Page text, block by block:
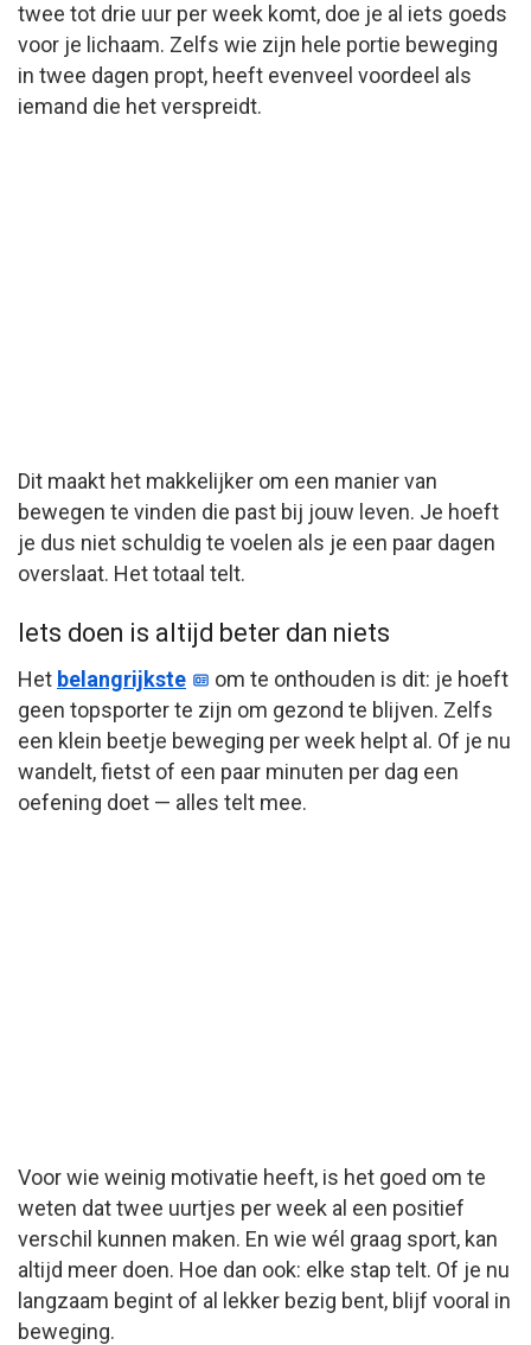
twee tot drie uur per week komt, doe je al iets goeds
voor je lichaam. Zelfs wie zijn hele portie beweging
in twee dagen propt, heeft evenveel voordeel als
iemand die het verspreidt.
Dit maakt het makkelijker om een manier van
bewegen te vinden die past bij jouw leven. Je hoeft
je dus niet schuldig te voelen als je een paar dagen
overslaat. Het totaal telt.
Iets doen is altijd beter dan niets
Het belangrijkste
om te onthouden is dit: je hoeft
geen topsporter te zijn om gezond te blijven. Zelfs
een klein beetje beweging per week helpt al. Of je nu
wandelt, fietst of een paar minuten per dag een
oefening doet — alles telt mee.
Voor wie weinig motivatie heeft, is het goed om te
weten dat twee uurtjes per week al een positief
verschil kunnen maken. En wie wél graag sport, kan
altijd meer doen. Hoe dan ook: elke stap telt. Of je nu
langzaam begint of al lekker bezig bent, blijf vooral in
beweging.